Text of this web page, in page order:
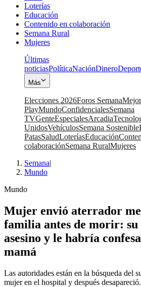
Loterías
Educación
Contenido en colaboración
Semana Rural
Mujeres
Últimas
noticiasPolíticaNaciónDinero
Más
Elecciones 2026Foros Semana
PlayMundoConfidencialesSemana
TVGenteEspecialesArcadia
UnidosVehículosSemana Sostenible
PatasSaludLoteríasEducación
colaboraciónSemana RuralMujeres
Semana|
Mundo
Mundo
Mujer envió aterrador
familia antes de morir: su
asesino y le habría
mamá
Las autoridades están en la búsqueda del
mujer en el hospital y después desapareció.